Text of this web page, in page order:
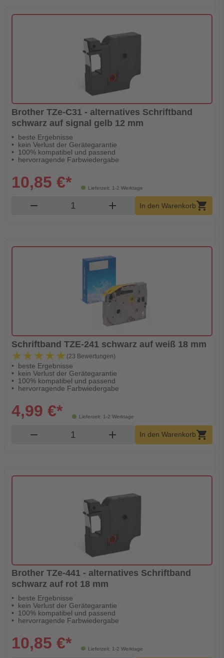
Brother TZe-C31 - alternatives Schriftband
schwarz auf signal gelb 12 mm
beste Ergebnisse
kein Verlust der Gerätegarantie
100% kompatibel und passend
hervorragende Farbwiedergabe
Lieferzeit: 1-2 Werktage
10,85 €*
remove Produkt Warenkorb Menge
add In den Warenkorbshopping_cart
Schriftband TZE-241 schwarz auf weiß 18 mm
★★★★★
★★★★★ (23 Bewertungen)
beste Ergebnisse
kein Verlust der Gerätegarantie
100% kompatibel und passend
hervorragende Farbwiedergabe
Lieferzeit: 1-2 Werktage
4,99 €*
remove Produkt Warenkorb Menge
add In den Warenkorbshopping_cart
Brother TZe-441 - alternatives Schriftband
schwarz auf rot 18 mm
beste Ergebnisse
kein Verlust der Gerätegarantie
100% kompatibel und passend
hervorragende Farbwiedergabe
Lieferzeit: 1-2 Werktage
10,85 €*